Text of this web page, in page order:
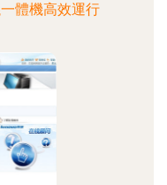
體機高效運行